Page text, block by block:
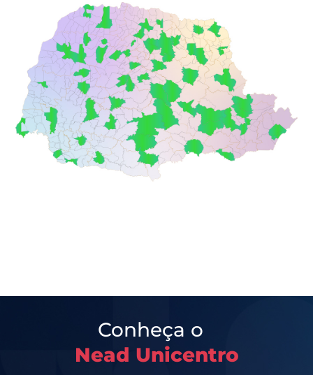
Conheça o
Nead Unicentro